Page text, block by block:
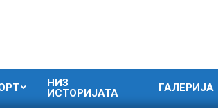
НИЗ
ИСТОРИЈАТА
ГАЛЕРИЈА